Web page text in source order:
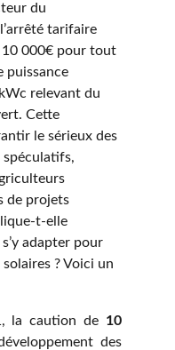
du
tarifaire
10 000€ pour tout
puissance
relevant du
Cette
le sérieux des
de projets
t-elle
adapter pour
? Voici un
la caution de 10
des